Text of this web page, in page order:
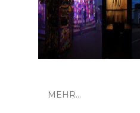
MEHR…